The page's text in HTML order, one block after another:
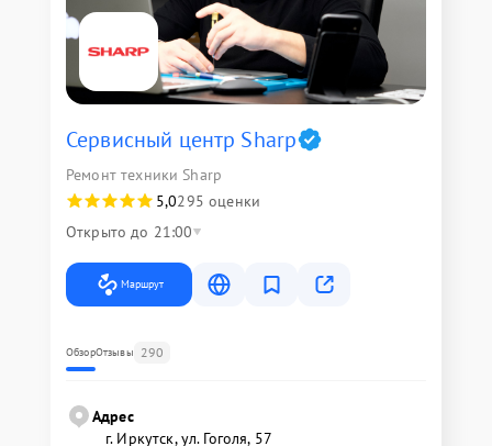
Сервисный центр Sharp
Ремонт техники Sharp
5,0295 оценки
Открыто до 21:00
Маршрут
ОбзорОтзывы 290
Адрес
г. Иркутск, ул. ​Гоголя, 57